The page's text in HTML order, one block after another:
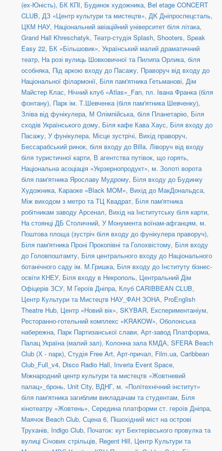
(ex-Юність), БК КПІ, Будинок художника, Bel etage CONCERT
CLUB, ДЗ «Центр культури та мистецтв», ДK Дніпроспецсталь,
ЦКМ НАУ, Національний авіаційний університет біля літака,
Grand Hall Khreschatyk, Театр-студія Splash, Shooters, Speak
Easy 22, БК «Більшовик», Український малий драматичний
театр, На розі вулиць Шовковичної та Пилипа Орлика, біля
особняка, Під аркою входу до Пасажу, Праворуч від входу до
Національної філармонії, Біля пам'ятника Гетьманові, Дім
Майстер Клас, Нічний клуб «Atlas»_Fan, пл. Івана Франка (біля
фонтану), Парк ім. Т.Шевченка (біля пам'ятника Шевченку),
Зліва від фунікулера, М Олімпійська, біля Планетарію, Біля
сходів Українського дому, Біля кафе Кава Хаус, Біля входу до
Пасажу, У фунікулера, Місце зустрічі, Вихід праворуч,
Бессарабський ринок, біля входу до Billa, Ліворуч від входу
біля туристичної карти, В агентства путівок, що горять,
Національна асоціація «Укрзернопродукт», м. Золоті ворота
біля пам'ятника Ярославу Мудрому, Біля входу до Будинку
Художника, Караоке «Black MOM», Вихід до МакДональдса,
Між виходом з метро та ТЦ Квадрат, Біля пам'ятника
робітникам заводу Арсенал, Вихід на Інститутську біля карти,
На стоянці ДБ Столичний, У Монумента воїнам-афганцям, м.
Поштова площа (зустріч біля входу до фунікулера праворуч),
Біля пам'ятника Проні Прокопівні та Голохвістому, Біля входу
до Головпоштамту, Біля центрального входу до Національного
ботанічного саду ім. М.Гришка, Біля входу до Інституту бізнес-
освіти КНЕУ, Біля входу в Некрополь, Центральний Дім
Офіцерів ЗСУ, М Героїв Дніпра, Клуб CARIBBEAN CLUB,
Центр Культури та Мистецтв НАУ_ФАН ЗОНА, ProEnglish
Theatre Hub, Центр «Новий вік», SKYBAR, Експериментаніум,
Ресторанно-готельний комплекс «KRAKOW», Оболонська
набережна, Парк Партизанської слави, Арт-завод Платформа,
Палац Україна (малий зал), Колонна зала КМДА, SFERA Beach
Club (Х - парк), Студія Free Art, Арт-причал, Film.ua, Caribbean
Club_Full_v4, Disco Radio Hall, Inveria Event Space,
Міжнародний центр культури та мистецтв «Жовтневий
палац»_бронь, Unit Сity, ВДНГ, м. «Політехнічний інститут»
біля пам'ятника загиблим викладачам та студентам, Біля
кінотеатру «Жовтень», Середина платформи ст. героїв Дніпра,
Маячок Beach Club, Сцена 6, Пішохідний міст на острові
Труханів, Indigo Club, Початок: кут Бехтерівського провулка та
вулиці Січових стрільців, Regent Hill, Центр Культури та